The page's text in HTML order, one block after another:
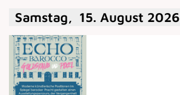
Samstag, 15. August 2026